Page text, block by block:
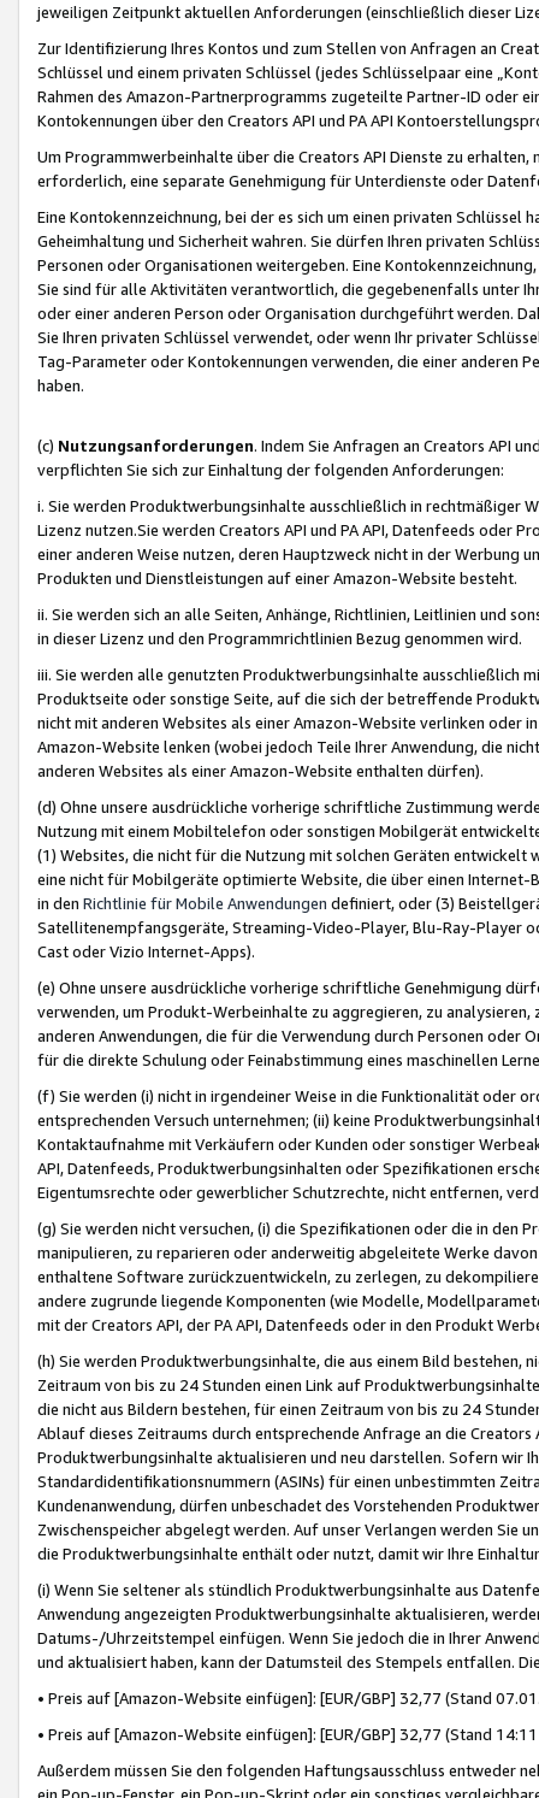
jeweiligen Zeitpunkt aktuellen Anforderungen (einschließlich dieser
Zur Identifizierung Ihres Kontos und zum Stellen von Anfragen an
Schlüssel und einem privaten Schlüssel (jedes Schlüsselpaar eine
Rahmen des Amazon-Partnerprogramms zugeteilte Partner-ID oder
Kontokennungen über den Creators API und PA API
Um Programmwerbeinhalte über die Creators API Dienste zu
erforderlich, eine separate Genehmigung für Unterdienste oder
Eine Kontokennzeichnung, bei der es sich um einen privaten
Geheimhaltung und Sicherheit wahren. Sie dürfen Ihren privaten
Personen oder Organisationen weitergeben. Eine
Sie sind für alle Aktivitäten verantwortlich, die gegebenenfalls unter
oder einer anderen Person oder Organisation durchgeführt werden.
Sie Ihren privaten Schlüssel verwendet, oder wenn Ihr privater
Tag-Parameter oder Kontokennungen verwenden, die einer anderen
haben.
(c) Nutzungsanforderungen. Indem Sie Anfragen an Creators API
verpflichten Sie sich zur Einhaltung der folgenden Anforderungen:
i. Sie werden Produktwerbungsinhalte ausschließlich in rechtmäßiger
Lizenz nutzen.Sie werden Creators API und PA API, Datenfeeds oder
einer anderen Weise nutzen, deren Hauptzweck nicht in der Werbung
Produkten und Dienstleistungen auf einer Amazon-Website besteht.
ii. Sie werden sich an alle Seiten, Anhänge, Richtlinien, Leitlinien und
in dieser Lizenz und den Programmrichtlinien Bezug genommen wird.
iii. Sie werden alle genutzten Produktwerbungsinhalte ausschließlich
Produktseite oder sonstige Seite, auf die sich der betreffende
nicht mit anderen Websites als einer Amazon-Website verlinken oder
Amazon-Website lenken (wobei jedoch Teile Ihrer Anwendung, die
anderen Websites als einer Amazon-Website enthalten dürfen).
(d) Ohne unsere ausdrückliche vorherige schriftliche Zustimmung
Nutzung mit einem Mobiltelefon oder sonstigen Mobilgerät
(1) Websites, die nicht für die Nutzung mit solchen Geräten
eine nicht für Mobilgeräte optimierte Website, die über einen
in den Richtlinie für Mobile Anwendungen definiert, oder (3)
Satellitenempfangsgeräte, Streaming-Video-Player, Blu-Ray-Player
Cast oder Vizio Internet-Apps).
(e) Ohne unsere ausdrückliche vorherige schriftliche Genehmigung
verwenden, um Produkt-Werbeinhalte zu aggregieren, zu
anderen Anwendungen, die für die Verwendung durch Personen
für die direkte Schulung oder Feinabstimmung eines maschinellen
(f) Sie werden (i) nicht in irgendeiner Weise in die Funktionalität oder
entsprechenden Versuch unternehmen; (ii) keine
Kontaktaufnahme mit Verkäufern oder Kunden oder sonstiger
API, Datenfeeds, Produktwerbungsinhalten oder Spezifikationen
Eigentumsrechte oder gewerblicher Schutzrechte, nicht entfernen,
(g) Sie werden nicht versuchen, (i) die Spezifikationen oder die in
manipulieren, zu reparieren oder anderweitig abgeleitete Werke
enthaltene Software zurückzuentwickeln, zu zerlegen, zu
andere zugrunde liegende Komponenten (wie Modelle,
mit der Creators API, der PA API, Datenfeeds oder in den Produkt
(h) Sie werden Produktwerbungsinhalte, die aus einem Bild bestehen,
Zeitraum von bis zu 24 Stunden einen Link auf
die nicht aus Bildern bestehen, für einen Zeitraum von bis zu 24
Ablauf dieses Zeitraums durch entsprechende Anfrage an die
Produktwerbungsinhalte aktualisieren und neu darstellen. Sofern wir
Standardidentifikationsnummern (ASINs) für einen unbestimmten
Kundenanwendung, dürfen unbeschadet des Vorstehenden
Zwischenspeicher abgelegt werden. Auf unser Verlangen werden Sie
die Produktwerbungsinhalte enthält oder nutzt, damit wir Ihre
(i) Wenn Sie seltener als stündlich Produktwerbungsinhalte aus
Anwendung angezeigten Produktwerbungsinhalte aktualisieren,
Datums-/Uhrzeitstempel einfügen. Wenn Sie jedoch die in Ihrer
und aktualisiert haben, kann der Datumsteil des Stempels entfallen.
• Preis auf [Amazon-Website einfügen]: [EUR/GBP] 32,77 (Stand
• Preis auf [Amazon-Website einfügen]: [EUR/GBP] 32,77 (Stand
Außerdem müssen Sie den folgenden Haftungsausschluss entweder
ein Pop-up-Fenster, ein Pop-up-Skript oder ein sonstiges